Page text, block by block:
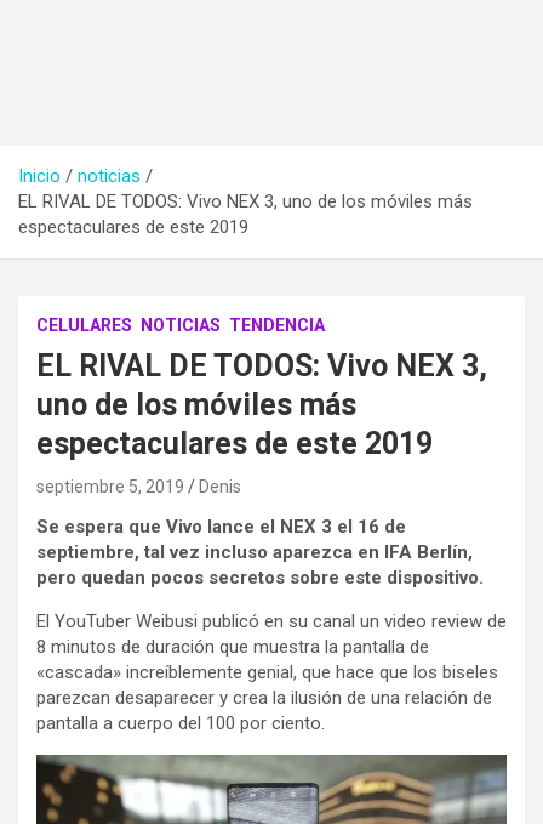
Inicio
noticias
EL RIVAL DE TODOS: Vivo NEX 3, uno de los móviles más
espectaculares de este 2019
CELULARES NOTICIAS TENDENCIA
EL RIVAL DE TODOS: Vivo NEX 3,
uno de los móviles más
espectaculares de este 2019
septiembre 5, 2019 Denis
Se espera que Vivo lance el NEX 3 el 16 de
septiembre, tal vez incluso aparezca en IFA Berlín,
pero quedan pocos secretos sobre este dispositivo.
El YouTuber Weibusi publicó en su canal un video review de
8 minutos de duración que muestra la pantalla de
«cascada» increíblemente genial, que hace que los biseles
parezcan desaparecer y crea la ilusión de una relación de
pantalla a cuerpo del 100 por ciento.